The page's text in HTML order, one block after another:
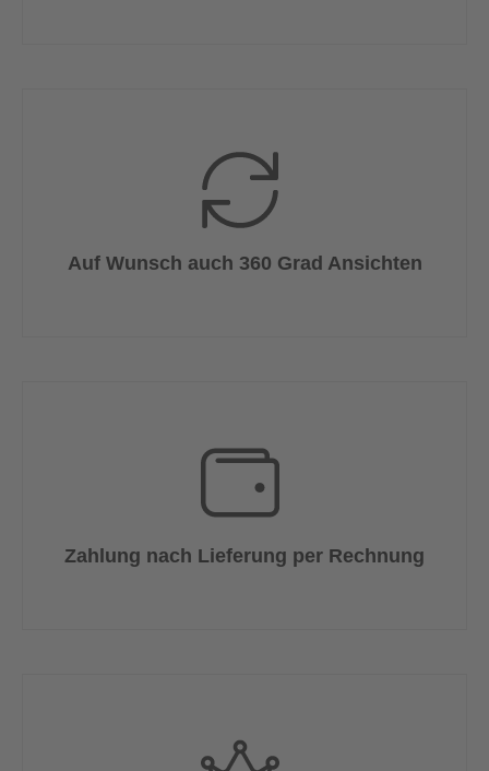
Auf Wunsch auch 360 Grad Ansichten
Zahlung nach Lieferung per Rechnung